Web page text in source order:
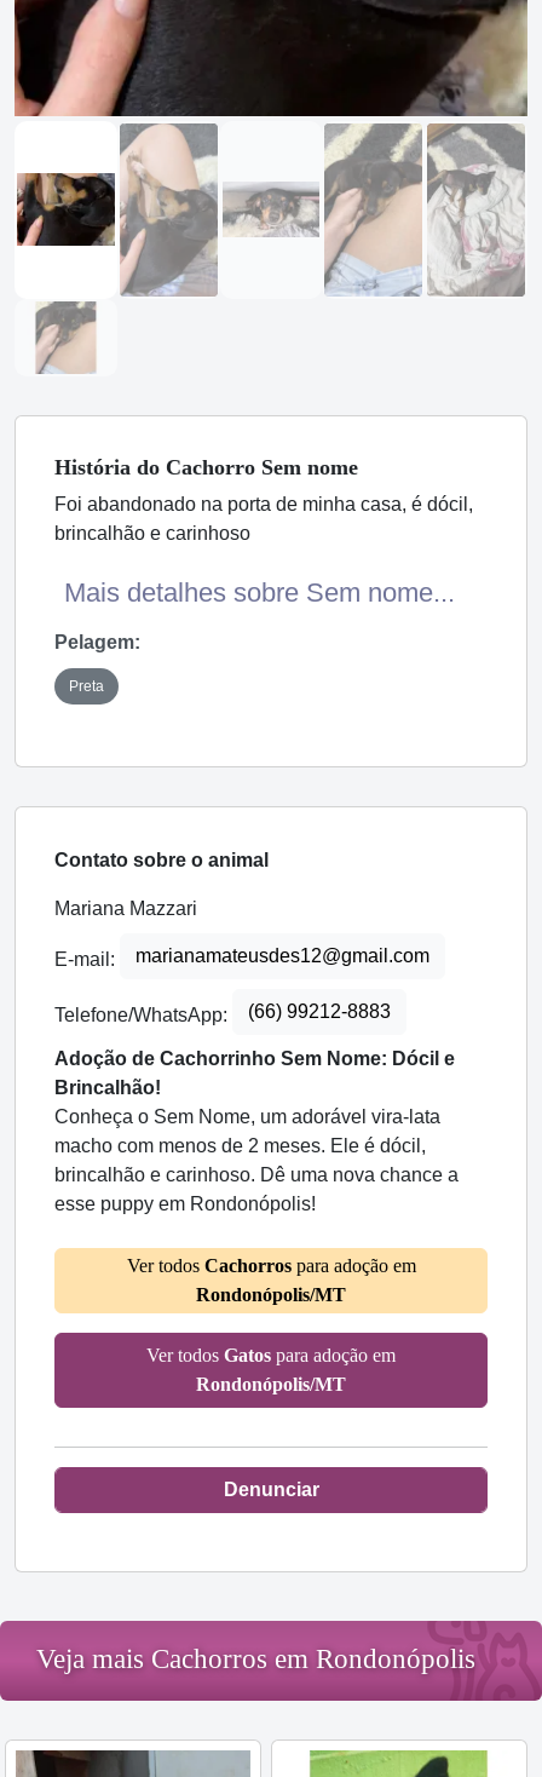
História do Cachorro Sem nome
Foi abandonado na porta de minha casa, é dócil,
brincalhão e carinhoso
Mais detalhes sobre Sem nome...
Pelagem:
Preta
Contato sobre o animal
Mariana Mazzari
E-mail: marianamateusdes12@gmail.com
Telefone/WhatsApp: (66) 99212-8883
Adoção de Cachorrinho Sem Nome: Dócil e
Brincalhão!
Conheça o Sem Nome, um adorável vira-lata
macho com menos de 2 meses. Ele é dócil,
brincalhão e carinhoso. Dê uma nova chance a
esse puppy em Rondonópolis!
Ver todos Cachorrospara adoção em
Rondonópolis/MT
Ver todos Gatos para adoção em
Rondonópolis/MT
Denunciar
Veja mais Cachorros em Rondonópolis